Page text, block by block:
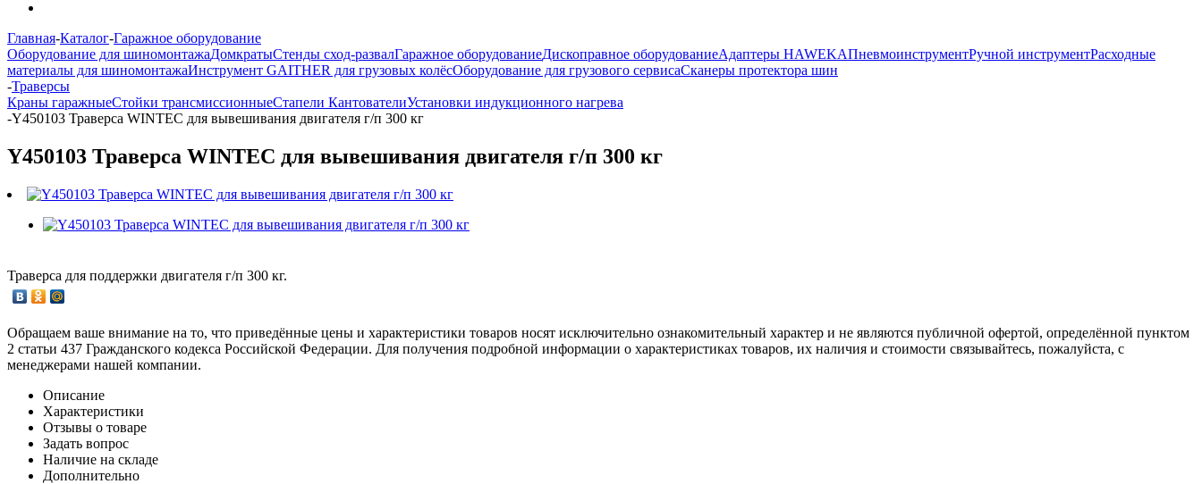
Главная-Каталог-Гаражное оборудование
Оборудование для шиномонтажаДомкратыСтенды сход-развалГаражное оборудованиеДископравное оборудованиеАдаптеры HAWEKAПневмоинструментРучной инструментРасходные
материалы для шиномонтажаИнструмент GAITHER для грузовых колёсОборудование для грузового сервисаСканеры протектора шин
-Траверсы
Краны гаражныеСтойки трансмиссионныеСтапели КантователиУстановки индукционного нагрева
-Y450103 Траверса WINTEC для вывешивания двигателя г/п 300 кг
Y450103 Траверса WINTEC для вывешивания двигателя г/п 300 кг
Траверса для поддержки двигателя г/п 300 кг.
Обращаем ваше внимание на то, что приведённые цены и характеристики товаров носят исключительно ознакомительный характер и не являются публичной офертой, определённой пунктом
2 статьи 437 Гражданского кодекса Российской Федерации. Для получения подробной информации о характеристиках товаров, их наличия и стоимости связывайтесь, пожалуйста, с
менеджерами нашей компании.
Описание
Характеристики
Отзывы о товаре
Задать вопрос
Наличие на складе
Дополнительно